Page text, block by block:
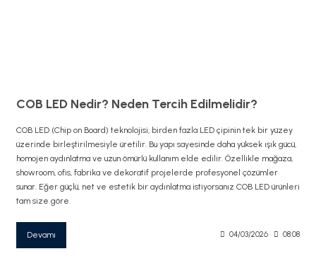
COB LED Nedir? Neden Tercih Edilmelidir?
COB LED (Chip on Board) teknolojisi, birden fazla LED çipinin tek bir yüzey
üzerinde birleştirilmesiyle üretilir. Bu yapı sayesinde daha yüksek ışık gücü,
homojen aydınlatma ve uzun ömürlü kullanım elde edilir. Özellikle mağaza,
showroom, ofis, fabrika ve dekoratif projelerde profesyonel çözümler
sunar. Eğer güçlü, net ve estetik bir aydınlatma istiyorsanız COB LED ürünleri
tam size göre.
Devamı 04/03/2026 08:08